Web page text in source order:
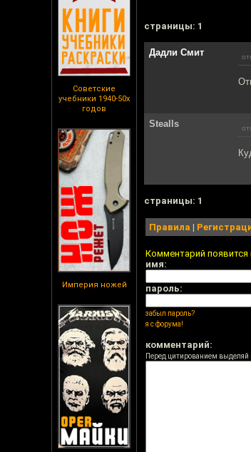
Советские
учебники 1940-50х
годов
Империя ножей
cтраницы: 1
Дадли Смит
Stealls
cтраницы: 1
Правила |
Комментарий
имя:
пароль:
забыл пароль?
я с форума!
комментарий:
Перед цитированием выделяй